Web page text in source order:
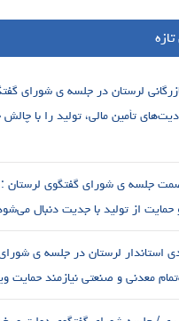
لرستان در جلسه ی شورای
تأمین مالی، تولید را با
جلسه ی شورای گفتگوی لرستان :
از تولید با جدیت دنبال
استاندار لرستان در جلسه ی
معدنی و صنعتی نیازمند حمایت